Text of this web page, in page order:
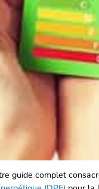
guide complet